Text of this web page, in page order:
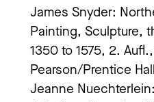
James Snyder:
Painting, Sculpture,
1350 to 1575, 2.
Pearson/Prentice
Jeanne